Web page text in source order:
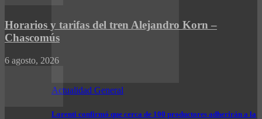
Actualidad General
Lorenti confirmó que cerca de 100 productores adherirán a la
Horarios y tarifas del tren Alejandro Korn –
Chascomús
6 agosto, 2026